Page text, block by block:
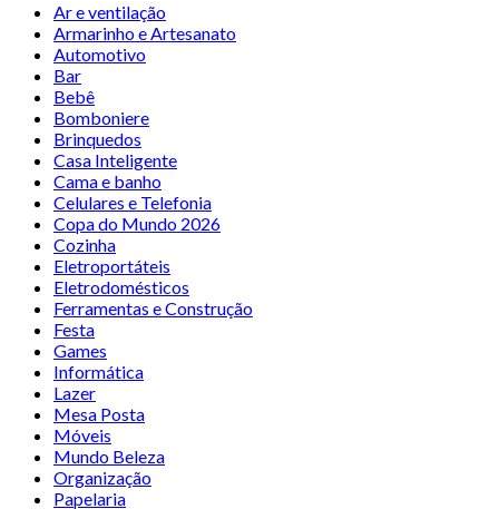
Ar e ventilação
Armarinho e Artesanato
Automotivo
Bar
Bebê
Bomboniere
Brinquedos
Casa Inteligente
Cama e banho
Celulares e Telefonia
Copa do Mundo 2026
Cozinha
Eletroportáteis
Eletrodomésticos
Ferramentas e Construção
Festa
Games
Informática
Lazer
Mesa Posta
Móveis
Mundo Beleza
Organização
Papelaria